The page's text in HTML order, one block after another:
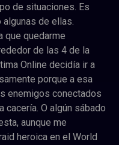
de situaciones. Es
de ellas.
que quedarme
de las 4 de la
Online decidía ir a
porque a esa
enemigos conectados
O algún sábado
aunque me
heroica en el World